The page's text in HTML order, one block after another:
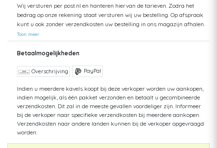
Wij versturen per post.nl en hanteren hiervan de tarieven. Zodra het
bedrag op onze rekening staat versturen wij uw bestelling. Op afspraak
kunt u ook zonder verzendkosten uw bestelling in ons magazijn afhalen.
Toon meer
Betaalmogelijkheden
Overschrijving PayPal
Indien u meerdere kavels koopt bij deze verkoper worden uw aankopen,
indien mogelijk, als één pakket verzonden en betaalt u gecombineerde
verzendkosten. Dit zal in de meeste gevallen voordeliger zijn. Informeer
bij de verkoper naar specifieke verzendkosten bij meerdere aankopen.
Verzendkosten naar andere landen kunnen bij de verkoper opgevraagd
worden.